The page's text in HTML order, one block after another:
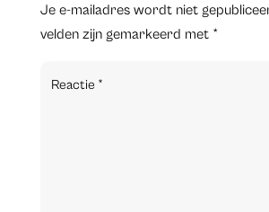
Je e-mailadres wordt niet
velden zijn gemarkeerd met *